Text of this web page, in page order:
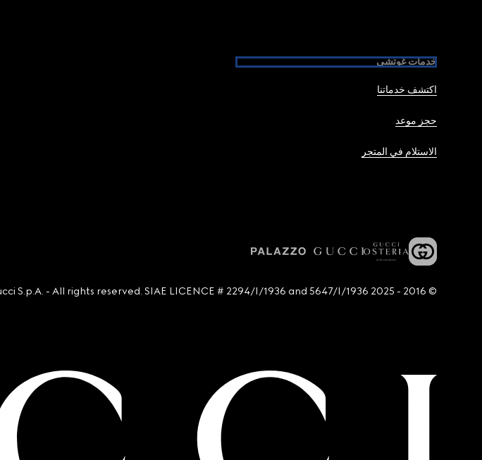
خدمات غوتشي
اكتشف خدماتنا
حجز موعد
الاستلام في المتجر
© 2016 - 2025 Guccio Gucci S.p.A. - All rights reserved. SIAE LICENCE # 2294/I/1936 and 5647/I/1936